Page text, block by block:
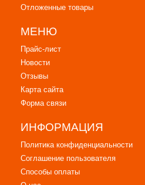
Отложенные товары
МЕНЮ
Прайс-лист
Новости
Отзывы
Карта сайта
Форма связи
ИНФОРМАЦИЯ
Политика конфиденциальности
Соглашение пользователя
Способы оплаты